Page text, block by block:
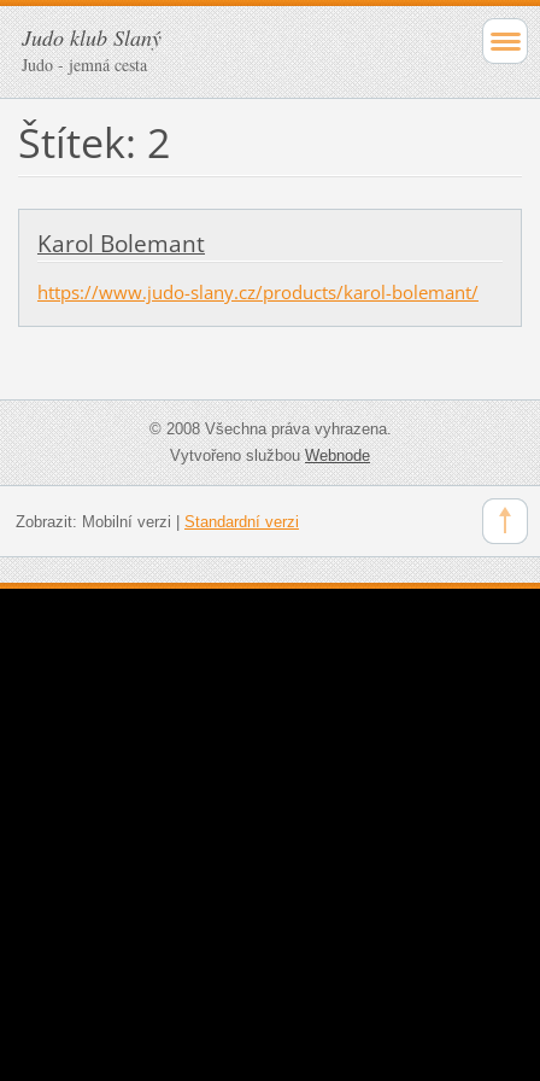
Judo klub Slaný
Judo - jemná cesta
Štítek: 2
Karol Bolemant
https://www.judo-slany.cz/products/karol-bolemant/
© 2008 Všechna práva vyhrazena.
Vytvořeno službouWebnode
Zobrazit: Mobilní verzi Standardní verzi